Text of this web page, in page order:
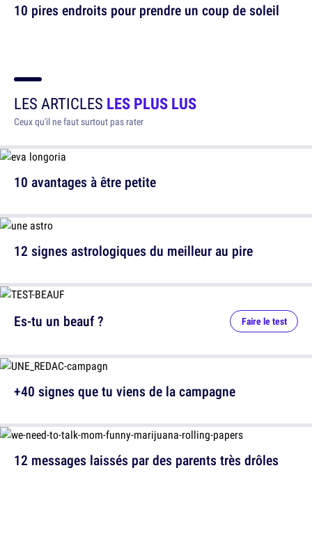
10 pires endroits pour prendre un coup de soleil
LES ARTICLES LES PLUS LUS
Ceux qu'il ne faut surtout pas rater
10 avantages à être petite
12 signes astrologiques du meilleur au pire
12 messages laissés par des parents très drôles
Es-tu un beauf ? Faire le test
+40 signes que tu viens de la campagne